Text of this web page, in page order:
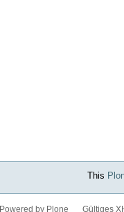
This
Powered by Plone Gültiges